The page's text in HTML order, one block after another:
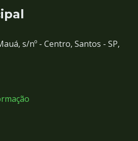
s/nº - Centro, Santos - SP,